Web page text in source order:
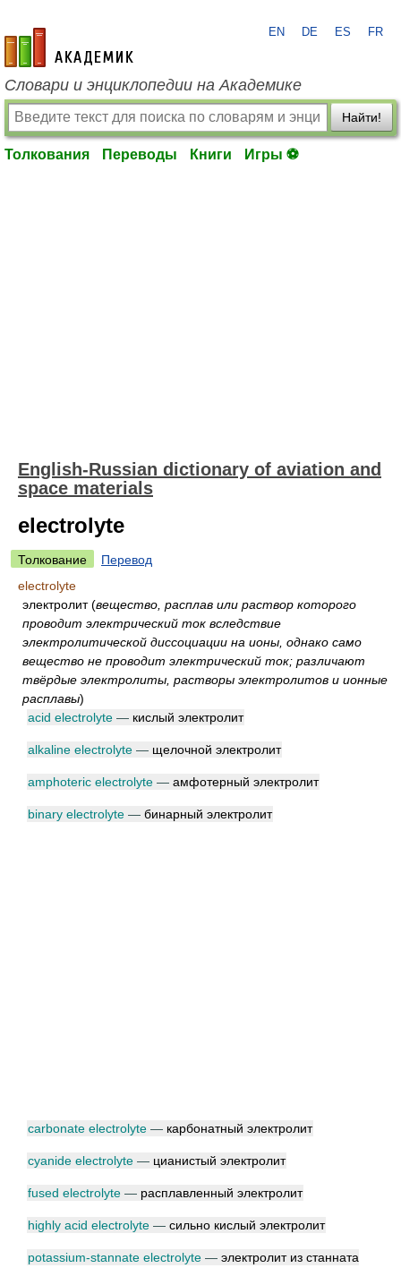
academic.ru
EN DE ES FR
Словари и энциклопедии на Академике
Найти!
Толкования Переводы Книги Игры ⚽
English-Russian dictionary of aviation and
space materials
electrolyte
Толкование
Перевод
electrolyte
электролит(вещество, расплав или раствор которого
проводит электрический ток вследствие
электролитической диссоциации на ионы, однако само
вещество не проводит электрический ток; различают
твёрдые электролиты, растворы электролитов и ионные
расплавы)
acid electrolyte — кислый электролит
alkaline electrolyte — щелочной электролит
amphoteric electrolyte — амфотерный электролит
binary electrolyte — бинарный электролит
carbonate electrolyte — карбонатный электролит
cyanide electrolyte — цианистый электролит
fused electrolyte — расплавленный электролит
highly acid electrolyte — сильно кислый электролит
potassium-stannate electrolyte — электролит из станната